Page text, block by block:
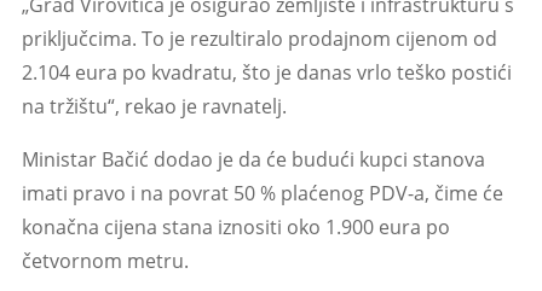
priključcima. To je rezultiralo prodajnom cijenom od
2.104 eura po kvadratu, što je danas vrlo teško postići
na tržištu“, rekao je ravnatelj.
Ministar Bačić dodao je da će budući kupci stanova
imati pravo i na povrat 50 % plaćenog PDV-a, čime će
konačna cijena stana iznositi oko 1.900 eura po
četvornom metru.